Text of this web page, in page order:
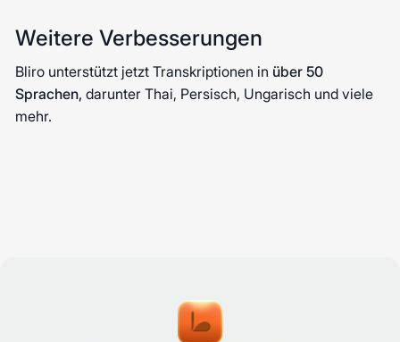
Weitere Verbesserungen
Bliro unterstützt jetzt Transkriptionen in über 50
Sprachen, darunter Thai, Persisch, Ungarisch und viele
mehr.